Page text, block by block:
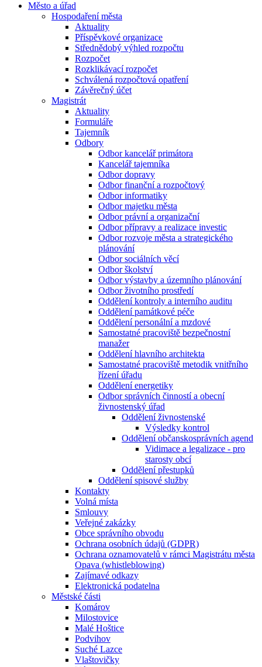
Město a úřad
Hospodaření města
Aktuality
Příspěvkové organizace
Střednědobý výhled rozpočtu
Rozpočet
Rozklikávací rozpočet
Schválená rozpočtová opatření
Závěrečný účet
Magistrát
Aktuality
Formuláře
Tajemník
Odbory
Odbor kancelář primátora
Kancelář tajemníka
Odbor dopravy
Odbor finanční a rozpočtový
Odbor informatiky
Odbor majetku města
Odbor právní a organizační
Odbor přípravy a realizace investic
Odbor rozvoje města a strategického
plánování
Odbor sociálních věcí
Odbor školství
Odbor výstavby a územního plánování
Odbor životního prostředí
Oddělení kontroly a interního auditu
Oddělení památkové péče
Oddělení personální a mzdové
Samostatné pracoviště bezpečnostní
manažer
Oddělení hlavního architekta
Samostatné pracoviště metodik vnitřního
řízení úřadu
Oddělení energetiky
Odbor správních činností a obecní
živnostenský úřad
Oddělení živnostenské
Výsledky kontrol
Oddělení občanskosprávních agend
Vidimace a legalizace - pro
starosty obcí
Oddělení přestupků
Oddělení spisové služby
Kontakty
Volná místa
Smlouvy
Veřejné zakázky
Obce správního obvodu
Ochrana osobních údajů (GDPR)
Ochrana oznamovatelů v rámci Magistrátu města
Opava (whistleblowing)
Zajímavé odkazy
Elektronická podatelna
Městské části
Komárov
Milostovice
Malé Hoštice
Podvihov
Suché Lazce
Vlaštovičky